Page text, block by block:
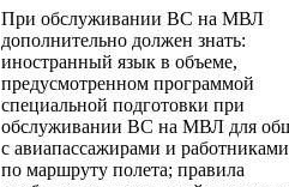
При обслуживании ВС на МВЛ
дополнительно должен знать:
иностранный язык в объеме,
предусмотренном программой
специальной подготовки при
обслуживании ВС на МВЛ для
с авиапассажирами и
по маршруту полета; правила